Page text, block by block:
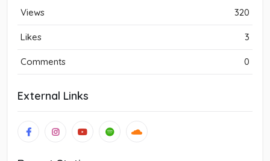
Views 320
Likes 3
Comments 0
External Links